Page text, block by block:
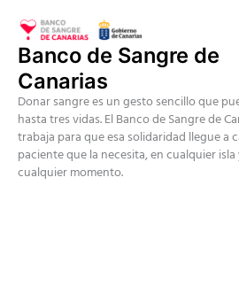
contenido
Banco de Sangre de
Canarias
Donar sangre es un gesto sencillo que
hasta tres vidas. El Banco de Sangre de
trabaja para que esa solidaridad llegue a
paciente que la necesita, en cualquier isla
cualquier momento.